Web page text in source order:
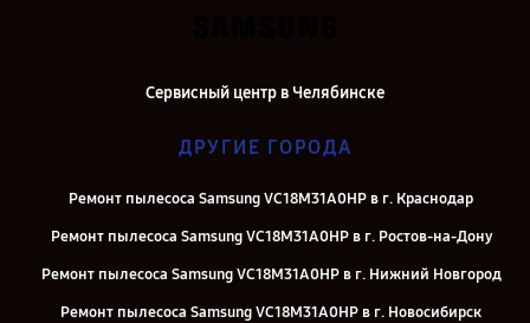
Сервисный центр в Челябинске
ДРУГИЕ ГОРОДА
Ремонт пылесоса Samsung VC18M31A0HP в г. Краснодар
Ремонт пылесоса Samsung VC18M31A0HP в г. Ростов-на-Дону
Ремонт пылесоса Samsung VC18M31A0HP в г. Нижний Новгород
Ремонт пылесоса Samsung VC18M31A0HP в г. Новосибирск